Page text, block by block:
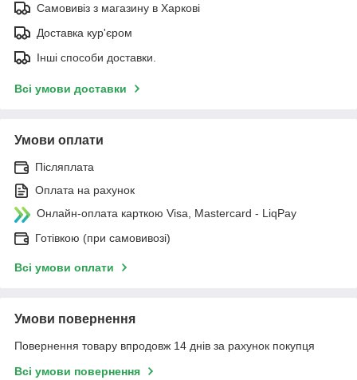
Самовивіз з магазину в Харкові
Доставка кур'єром
Інші способи доставки.
Всі умови доставки
Умови оплати
Післяплата
Оплата на рахунок
Онлайн-оплата карткою Visa, Mastercard - LiqPay
Готівкою (при самовивозі)
Всі умови оплати
Умови повернення
Повернення товару впродовж 14 днів за рахунок покупця
Всі умови повернення